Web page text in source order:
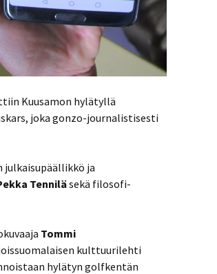
Kuusamon hylätyllä
joka gonzo-journalistisesti
julkaisupäällikkö ja
Tenniläsekä filosofi-
Tommi
kulttuurilehti
hylätyn golfkentän